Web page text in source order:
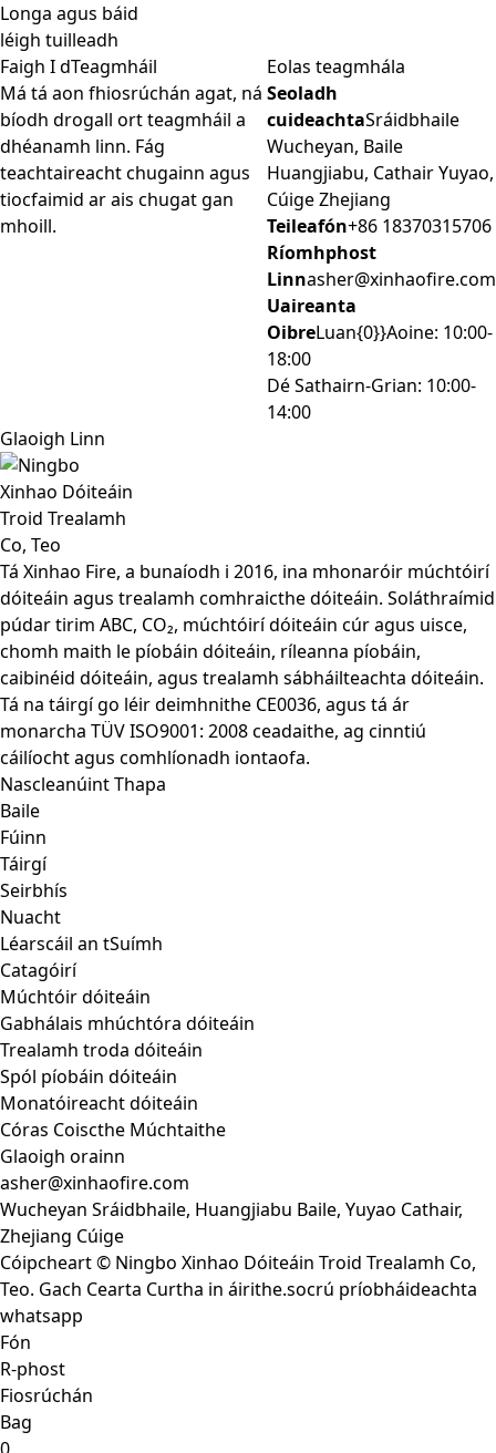
Longa agus báid
léigh tuilleadh
Faigh I dTeagmháil
Má tá aon fhiosrúchán agat, ná
bíodh drogall ort teagmháil a
dhéanamh linn. Fág
teachtaireacht chugainn agus
tiocfaimid ar ais chugat gan
mhoill.
Eolas teagmhála
Seoladh
cuideachtaSráidbhaile
Wucheyan, Baile
Huangjiabu, Cathair Yuyao,
Cúige Zhejiang
Teileafón+86 18370315706
Ríomhphost
Linnasher@xinhaofire.com
Uaireanta
OibreLuan{0}}Aoine: 10:00-
18:00
Dé Sathairn-Grian: 10:00-
14:00
Glaoigh Linn
Tá Xinhao Fire, a bunaíodh i 2016, ina mhonaróir múchtóirí
dóiteáin agus trealamh comhraicthe dóiteáin. Soláthraímid
púdar tirim ABC, CO₂, múchtóirí dóiteáin cúr agus uisce,
chomh maith le píobáin dóiteáin, ríleanna píobáin,
caibinéid dóiteáin, agus trealamh sábháilteachta dóiteáin.
Tá na táirgí go léir deimhnithe CE0036, agus tá ár
monarcha TÜV ISO9001: 2008 ceadaithe, ag cinntiú
cáilíocht agus comhlíonadh iontaofa.
Nascleanúint Thapa
Baile
Fúinn
Táirgí
Seirbhís
Nuacht
Léarscáil an tSuímh
Catagóirí
Múchtóir dóiteáin
Gabhálais mhúchtóra dóiteáin
Trealamh troda dóiteáin
Spól píobáin dóiteáin
Monatóireacht dóiteáin
Córas Coiscthe Múchtaithe
Glaoigh orainn
asher@xinhaofire.com
Wucheyan Sráidbhaile, Huangjiabu Baile, Yuyao Cathair,
Zhejiang Cúige
Cóipcheart © Ningbo Xinhao Dóiteáin Troid Trealamh Co,
Teo. Gach Cearta Curtha in áirithe.socrú príobháideachta
whatsapp
Fón
R-phost
Fiosrúchán
Bag